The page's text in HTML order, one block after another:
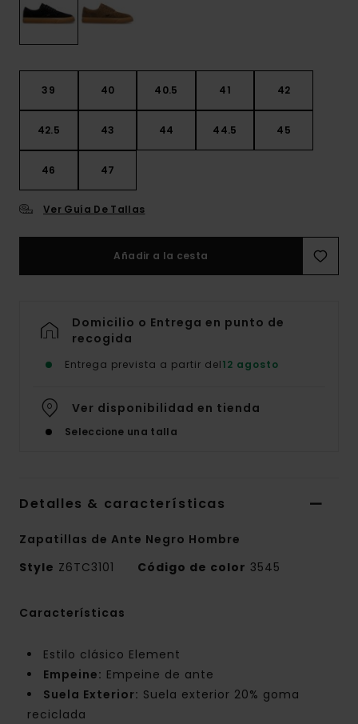
39 40 40.5 41 42
42.5 43 44 44.5 45
46 47
Ver Guía De Tallas
Añadir a la cesta
Domicilio o Entrega en punto de
recogida
Entrega prevista a partir del12 agosto
Ver disponibilidad en tienda
Seleccione una talla
Detalles & características
Zapatillas de Ante Negro Hombre
Style Z6TC3101 Código de color 3545
Características
Estilo clásico Element
Empeine: Empeine de ante
Suela Exterior: Suela exterior 20% goma
reciclada